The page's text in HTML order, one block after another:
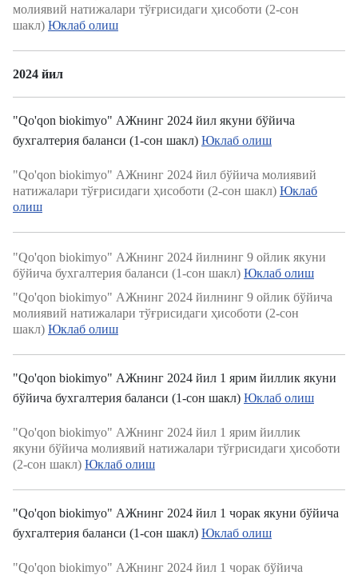
молиявий натижалари тўғрисидаги ҳисоботи (2-сон
шакл) Юклаб олиш
2024 йил
"Qo'qon biokimyo" АЖнинг 2024 йил якуни бўйича
бухгалтерия баланси (1-сон шакл) Юклаб олиш
"Qo'qon biokimyo" АЖнинг 2024 йил бўйича молиявий
натижалари тўғрисидаги ҳисоботи (2-сон шакл) Юклаб
олиш
"Qo'qon biokimyo" АЖнинг 2024 йилнинг 9 ойлик якуни
бўйича бухгалтерия баланси (1-сон шакл) Юклаб олиш
"Qo'qon biokimyo" АЖнинг 2024 йилнинг 9 ойлик бўйича
молиявий натижалари тўғрисидаги ҳисоботи (2-сон
шакл) Юклаб олиш
"Qo'qon biokimyo" АЖнинг 2024 йил 1 ярим йиллик якуни
бўйича бухгалтерия баланси (1-сон шакл) Юклаб олиш
"Qo'qon biokimyo" АЖнинг 2024 йил 1 ярим йиллик
якуни бўйича молиявий натижалари тўғрисидаги ҳисоботи
(2-сон шакл) Юклаб олиш
"Qo'qon biokimyo" АЖнинг 2024 йил 1 чорак якуни бўйича
бухгалтерия баланси (1-сон шакл) Юклаб олиш
"Qo'qon biokimyo" АЖнинг 2024 йил 1 чорак бўйича